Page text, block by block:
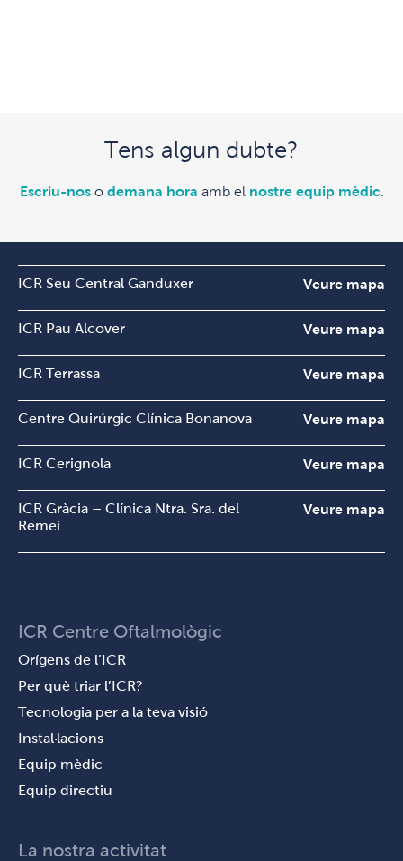
Tens algun dubte?
Escriu-noso demana hora amb el nostre equip mèdic.
ICR Seu Central Ganduxer Veure mapa
ICR Pau Alcover Veure mapa
ICR Terrassa Veure mapa
Centre Quirúrgic Clínica Bonanova Veure mapa
ICR Cerignola Veure mapa
ICR Gràcia – Clínica Ntra. Sra. del
Remei
Veure mapa
ICR Centre Oftalmològic
Orígens de l’ICR
Per què triar l’ICR?
Tecnologia per a la teva visió
Instal·lacions
Equip mèdic
Equip directiu
La nostra activitat